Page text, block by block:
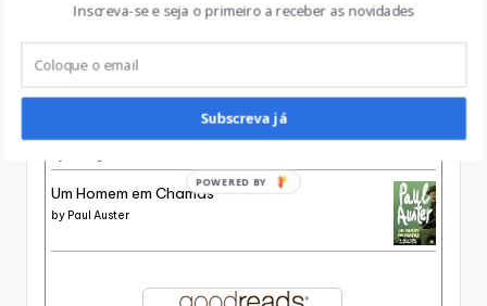
O Silêncio dos Livros, seguido de Esse Vício
Um Homem em Chamas
by Paul Auster
Inscreva-se e seja o primeiro a receber as novidades
Subscreva já
POWERED BY